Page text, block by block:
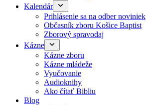
Kalendár
Prihlásenie sa na odber noviniek
Občasník zboru Košice Baptist
Zborový spravodaj
Kázne
Kázne zboru
Kázne mládeže
Vyučovanie
Audioknihy
Ako čítať Bibliu
Blog